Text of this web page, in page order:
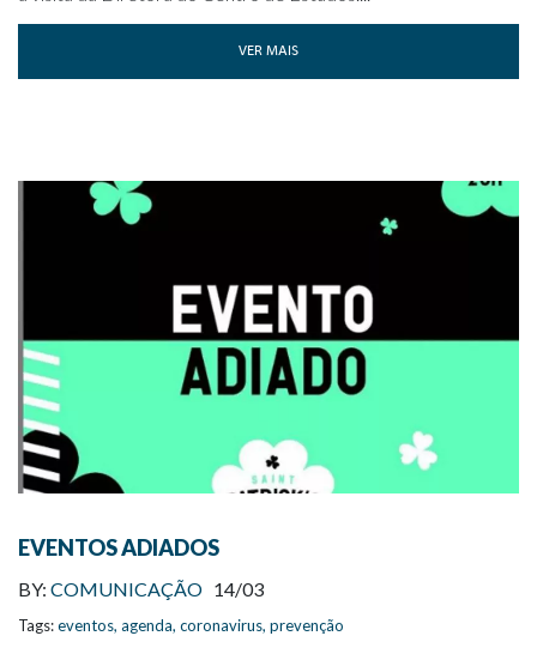
VER MAIS
EVENTOS ADIADOS
BY: COMUNICAÇÃO 14/03
Tags:eventos, agenda, coronavirus, prevenção